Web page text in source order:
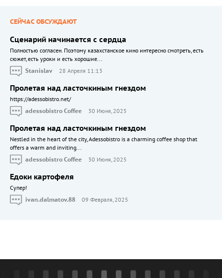
СЕЙЧАС ОБСУЖДАЮТ
Сценарий начинается с сердца
Полностью согласен. Поэтому казахстанское кино интересно смотреть, есть
сюжет, есть уроки и есть хорошие...
Stanislav
28 Апреля 11:13
Пролетая над ласточкиным гнездом
https://adessobistro.net/
adessobistro Coffee
30 Июня, 2025
Пролетая над ласточкиным гнездом
Nestled in the heart of the city, Adessobistro is a charming coffee shop that
offers a warm and inviting...
adessobistro Coffee
30 Июня, 2025
Едоки картофеля
Cупер!
ivan.dalmatov.88
09 Февраля, 2025